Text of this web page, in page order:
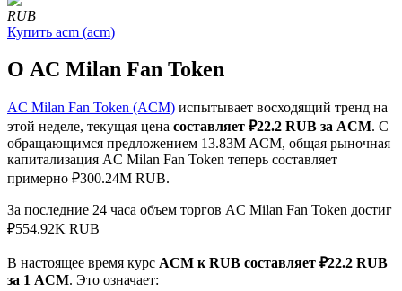
Фьючерсы на COIN-M
Криптовалютные фьючерсы
TradFi
Деривативы на акции, форекс, драгоценные металлы и
сырьевые товары
RUB
Купить acm (acm)
О AC Milan Fan Token
AC Milan Fan Token (ACM) испытывает восходящий тренд на
этой неделе, текущая цена составляет ₽22.2 RUB за ACM. С
обращающимся предложением 13.83M ACM, общая рыночная
капитализация AC Milan Fan Token теперь составляет
примерно ₽300.24M RUB.
За последние 24 часа объем торгов AC Milan Fan Token достиг
₽554.92K RUB
В настоящее время курс ACM к RUB составляет ₽22.2 RUB
за 1 ACM. Это означает: